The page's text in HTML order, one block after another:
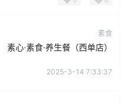
素食
素心·素食·养生餐（西单店）
2025-3-14 7:33:37